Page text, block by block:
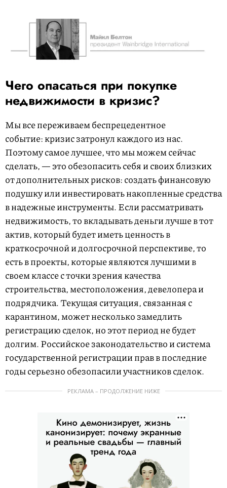
Чего опасаться при покупке
недвижимости в кризис?
Мы все переживаем беспрецедентное
событие: кризис затронул каждого из нас.
Поэтому самое лучшее, что мы можем сейчас
сделать, — это обезопасить себя и своих близких
от дополнительных рисков: создать финансовую
подушку или инвестировать накопленные средства
в надежные инструменты. Если рассматривать
недвижимость, то вкладывать деньги лучше в тот
актив, который будет иметь ценность в
краткосрочной и долгосрочной перспективе, то
есть в проекты, которые являются лучшими в
своем классе с точки зрения качества
строительства, местоположения, девелопера и
подрядчика. Текущая ситуация, связанная с
карантином, может несколько замедлить
регистрацию сделок, но этот период не будет
долгим. Российское законодательство и система
государственной регистрации прав в последние
годы серьезно обезопасили участников сделок.
РЕКЛАМА – ПРОДОЛЖЕНИЕ НИЖЕ